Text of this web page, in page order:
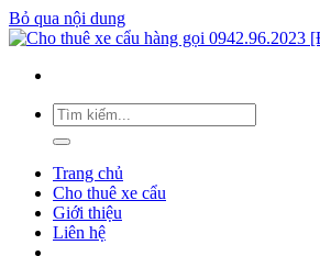
Bỏ qua nội dung
Trang chủ
Cho thuê xe cẩu
Giới thiệu
Liên hệ